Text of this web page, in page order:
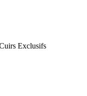
Exclusifs